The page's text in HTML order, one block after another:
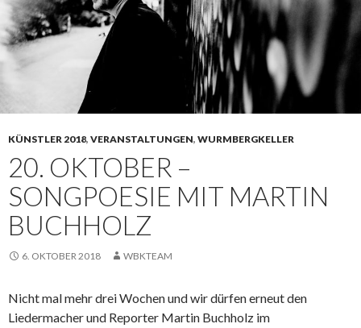
KÜNSTLER 2018, VERANSTALTUNGEN, WURMBERGKELLER
20. OKTOBER –
SONGPOESIE MIT MARTIN
BUCHHOLZ
6. OKTOBER 2018 WBKTEAM
Nicht mal mehr drei Wochen und wir dürfen erneut den
Liedermacher und Reporter Martin Buchholz im